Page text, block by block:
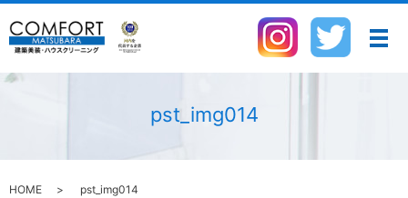
メ
pst_img014
HOME pst_img014